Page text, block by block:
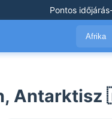
Pontos
Afrika